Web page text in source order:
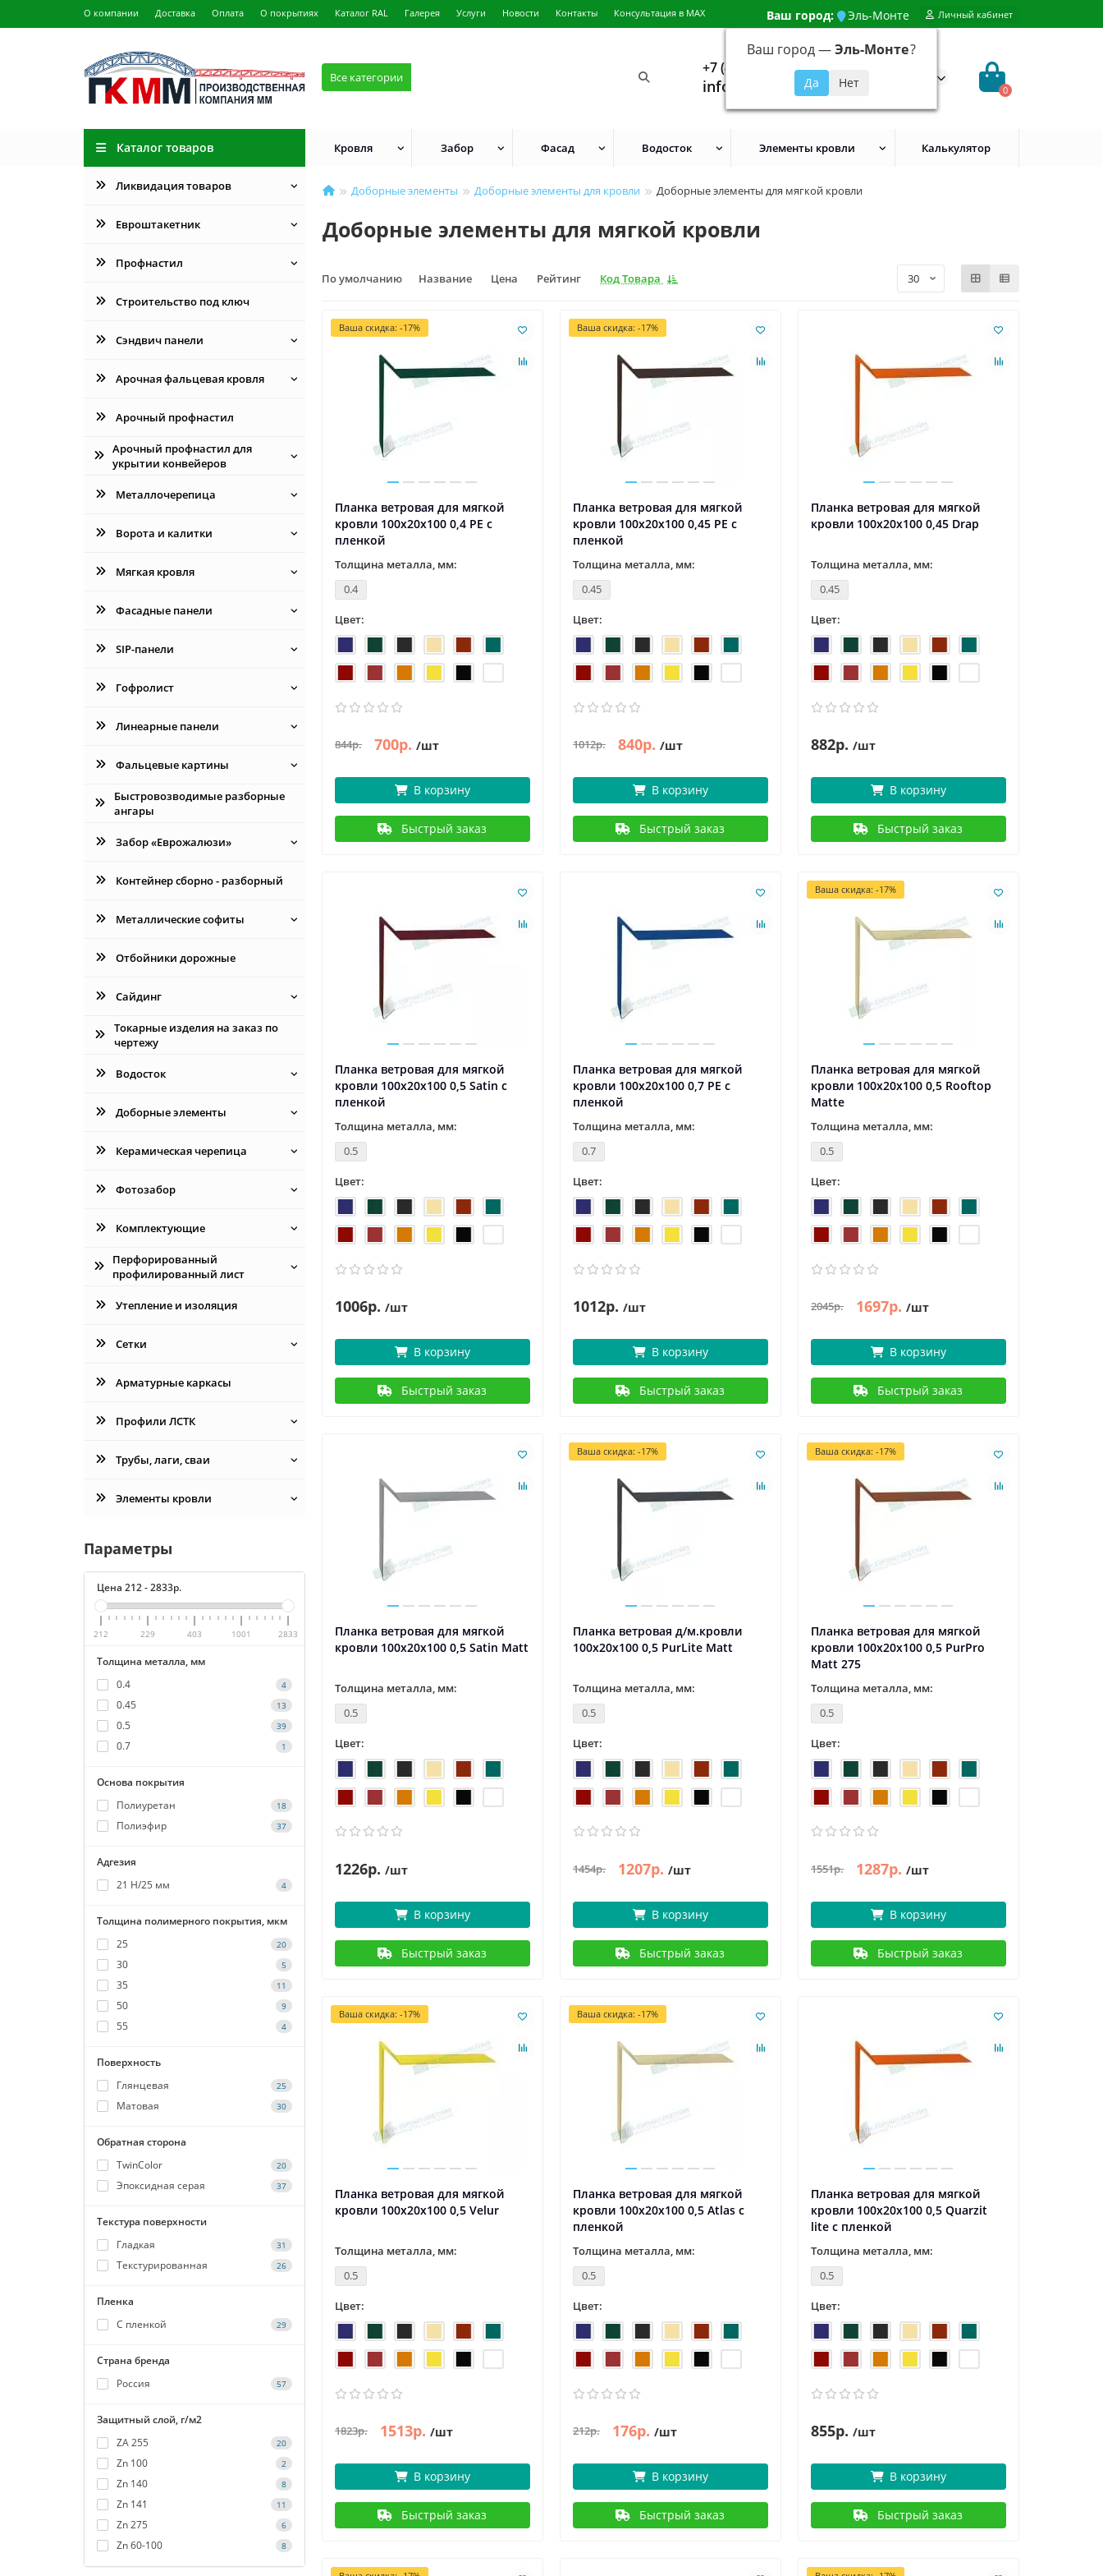
О компании Доставка Оплата О покрытиях Каталог RAL Галерея Услуги Новости Контакты Консультация в MAX Ваш город: Эль-Монте
Ваш город —Эль-Монте?
Личный кабинет
Все категории
+7 (499) 648-92-94
info@evroshtaketnikmoskva.ru 0
Каталог товаров
Ликвидация товаров
Евроштакетник
Профнастил
Строительство под ключ
Сэндвич панели
Арочная фальцевая кровля
Арочный профнастил
Арочный профнастил для
укрытии конвейеров
Металлочерепица
Ворота и калитки
Мягкая кровля
Фасадные панели
SIP-панели
Гофролист
Линеарные панели
Фальцевые картины
Быстровозводимые разборные
ангары
Забор «Еврожалюзи»
Контейнер сборно - разборный
Металлические софиты
Отбойники дорожные
Сайдинг
Токарные изделия на заказ по
чертежу
Водосток
Доборные элементы
Керамическая черепица
Фотозабор
Комплектующие
Перфорированный
профилированный лист
Утепление и изоляция
Сетки
Арматурные каркасы
Профили ЛСТК
Трубы, лаги, сваи
Элементы кровли
Кровля Забор Фасад Водосток Элементы кровли Калькулятор
Доборные элементы Доборные элементы для кровли Доборные элементы для мягкой кровли
Доборные элементы для мягкой кровли
Параметры
Цена 212-2833р.
212 229 403 1001 2833
Толщина металла, мм
0.4
4
0.45 13
0.5 39
0.7 1
Основа покрытия
Полиуретан
18
Полиэфир 37
Адгезия
21 Н/25 мм
4
Толщина полимерного покрытия, мкм
25
20
30 5
35 11
50 9
55 4
Поверхность
Глянцевая
25
Матовая 30
Обратная сторона
TwinColor
20
Эпоксидная серая 37
Текстура поверхности
Гладкая
31
Текстурированная 26
Пленка
С пленкой
29
Страна бренда
Россия
57
Защитный слой, г/м2
ZA 255
20
Zn 100 2
Zn 140 8
Zn 141 11
Zn 275 6
Zn 60-100 8
По умолчанию Название Цена Рейтинг Код Товара
Ваша скидка: -17%
Планка ветровая для мягкой
кровли 100х20х100 0,4 PE с
пленкой
Толщина металла, мм:
0.4
Цвет:
844р. 700р. /шт
В корзину
Быстрый заказ
Ваша скидка: -17%
Планка ветровая для мягкой
кровли 100х20х100 0,45 PE с
пленкой
Толщина металла, мм:
0.45
Цвет:
1012р. 840р. /шт
В корзину
Быстрый заказ
Планка ветровая для мягкой
кровли 100х20х100 0,45 Drap
Толщина металла, мм:
0.45
Цвет:
882р. /шт
В корзину
Быстрый заказ
Планка ветровая для мягкой
кровли 100х20х100 0,5 Satin с
пленкой
Толщина металла, мм:
0.5
Цвет:
1006р. /шт
В корзину
Быстрый заказ
Планка ветровая для мягкой
кровли 100х20х100 0,7 PE с
пленкой
Толщина металла, мм:
0.7
Цвет:
1012р. /шт
В корзину
Быстрый заказ
Ваша скидка: -17%
Планка ветровая для мягкой
кровли 100х20х100 0,5 Rooftop
Matte
Толщина металла, мм:
0.5
Цвет:
2045р. 1697р. /шт
В корзину
Быстрый заказ
Планка ветровая для мягкой
кровли 100х20х100 0,5 Satin Мatt
Толщина металла, мм:
0.5
Цвет:
1226р. /шт
В корзину
Быстрый заказ
Ваша скидка: -17%
Планка ветровая д/м.кровли
100х20х100 0,5 PurLite Matt
Толщина металла, мм:
0.5
Цвет:
1454р. 1207р. /шт
В корзину
Быстрый заказ
Ваша скидка: -17%
Планка ветровая для мягкой
кровли 100х20х100 0,5 PurPro
Matt 275
Толщина металла, мм:
0.5
Цвет:
1551р. 1287р. /шт
В корзину
Быстрый заказ
Ваша скидка: -17%
Планка ветровая для мягкой
кровли 100х20х100 0,5 Velur
Толщина металла, мм:
0.5
Цвет:
1823р. 1513р. /шт
В корзину
Быстрый заказ
Ваша скидка: -17%
Планка ветровая для мягкой
кровли 100х20х100 0,5 Atlas с
пленкой
Толщина металла, мм:
0.5
Цвет:
212р. 176р. /шт
В корзину
Быстрый заказ
Планка ветровая для мягкой
кровли 100х20х100 0,5 Quarzit
lite с пленкой
Толщина металла, мм:
0.5
Цвет:
855р. /шт
В корзину
Быстрый заказ